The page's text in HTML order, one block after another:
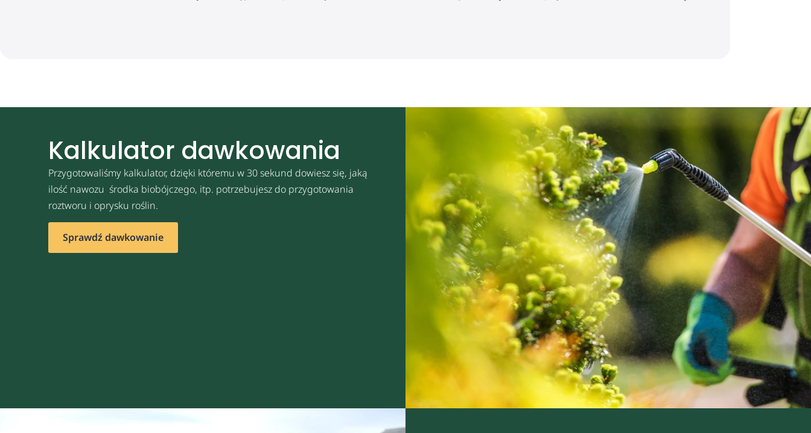
Kalkulator dawkowania
Przygotowaliśmy kalkulator, dzięki któremu w 30 sekund dowiesz się, jaką
ilość nawozu środka biobójczego, itp. potrzebujesz do przygotowania
roztworu i oprysku roślin.
Sprawdź dawkowanie